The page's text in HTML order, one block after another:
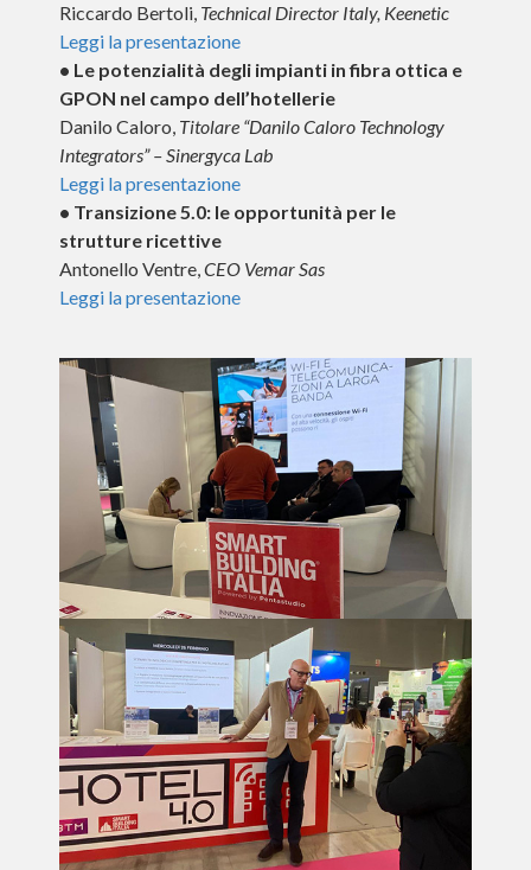
Riccardo Bertoli, Technical Director Italy, Keenetic
Leggi la presentazione
• Le potenzialità degli impianti in fibra ottica e
GPON nel campo dell’hotellerie
Danilo Caloro, Titolare “Danilo Caloro Technology
Integrators” – Sinergyca Lab
Leggi la presentazione
• Transizione 5.0: le opportunità per le
strutture ricettive
Antonello Ventre,CEO Vemar Sas
Leggi la presentazione